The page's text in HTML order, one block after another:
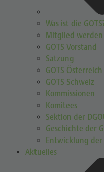
Was ist die
Mitglied werden
GOTS Vorstand
Satzung
GOTS Österreich
GOTS Schweiz
Kommissionen
Komitees
Sektion der
Geschichte der
Entwicklung
Aktuelles